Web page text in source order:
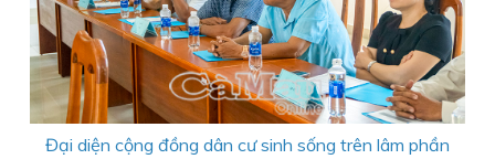
Đại diện cộng đồng dân cư sinh sống trên lâm phần